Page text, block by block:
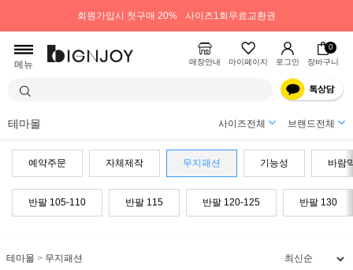
회원가입시 첫구매 20% 사이즈1회무료교환권
메뉴 매장안내 마이페이지 로그인
0
장바구니
테마몰 사이즈전체 브랜드전체
예약주문 자체제작 무지패션 기능성 바람
반팔 105-110 반팔 115 반팔 120-125 반팔 130
테마몰 > 무지패션